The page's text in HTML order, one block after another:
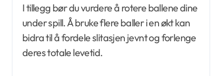
I tillegg bør du vurdere å rotere ballene dine
under spill. Å bruke flere baller i en økt kan
bidra til å fordele slitasjen jevnt og forlenge
deres totale levetid.